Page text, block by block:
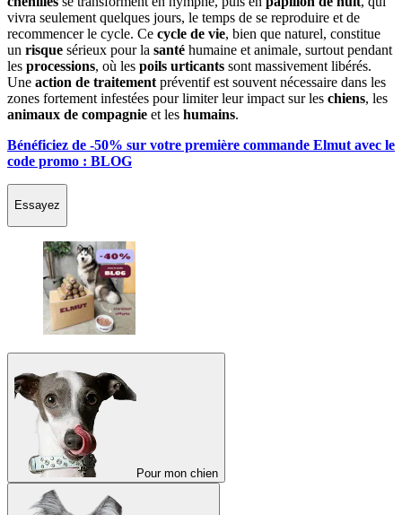
vivra seulement quelques jours, le temps de se reproduire et de
recommencer le cycle. Ce cycle de vie, bien que naturel, constitue
un risque sérieux pour la santé humaine et animale, surtout pendant
les processions, où les poils urticants sont massivement libérés.
Une action de traitement préventif est souvent nécessaire dans les
zones fortement infestées pour limiter leur impact sur les chiens, les
animaux de compagnie et les humains.
Bénéficiez de -50% sur votre première commande Elmut avec le
code promo : BLOG
Essayez
Pour mon chien